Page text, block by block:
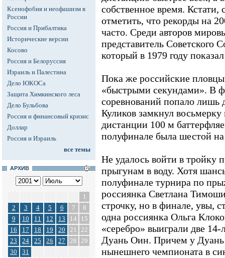
Ксенофобия и неофашизм в
России
Россия и Прибалтика
Исторические версии
Косово
Россия и Белоруссия
Израиль и Палестина
Дело ЮКОСа
Защита Химкинского леса
Дело Бульбова
Россия и финансовый кризис
Доллар
Россия и Израиль
все темы
АРХИВ
1
2
3 4 5 6 7
8
9
10 11 12 13 14
15
16
17 18 19 20 21
22
23
24 25 26 27 28 29
30
31
собственное время. Кстати,
отметить, что рекорды на
часто. Среди авторов
представитель Советского
который в 1979 году
Пока же российские пловцы
«быстрыми секундами». В
соревнований попало лишь
Куликов замкнул
дистанции 100 м
полуфинале была шестой
Не удалось войти в тройку
прыгунам в воду. Хотя
полуфинале турнира по
россиянка Светлана
строчку, но в финале, увы,
одна россиянка Ольга
«серебро» выиграли две
Дуань Оин. Причем у
нынешнего чемпионата в